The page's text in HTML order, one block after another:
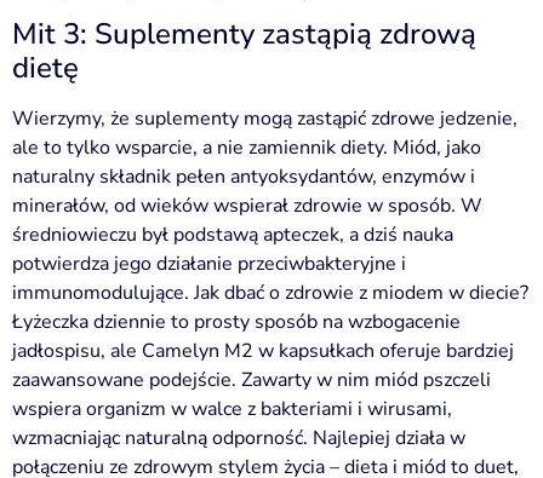
Mit 3: Suplementy zastąpią zdrową
dietę
Wierzymy, że suplementy mogą zastąpić zdrowe jedzenie,
ale to tylko wsparcie, a nie zamiennik diety. Miód, jako
naturalny składnik pełen antyoksydantów, enzymów i
minerałów, od wieków wspierał zdrowie w sposób. W
średniowieczu był podstawą apteczek, a dziś nauka
potwierdza jego działanie przeciwbakteryjne i
immunomodulujące. Jak dbać o zdrowie z miodem w diecie?
Łyżeczka dziennie to prosty sposób na wzbogacenie
jadłospisu, ale Camelyn M2 w kapsułkach oferuje bardziej
zaawansowane podejście. Zawarty w nim miód pszczeli
wspiera organizm w walce z bakteriami i wirusami,
wzmacniając naturalną odporność. Najlepiej działa w
połączeniu ze zdrowym stylem życia – dieta i miód to duet,